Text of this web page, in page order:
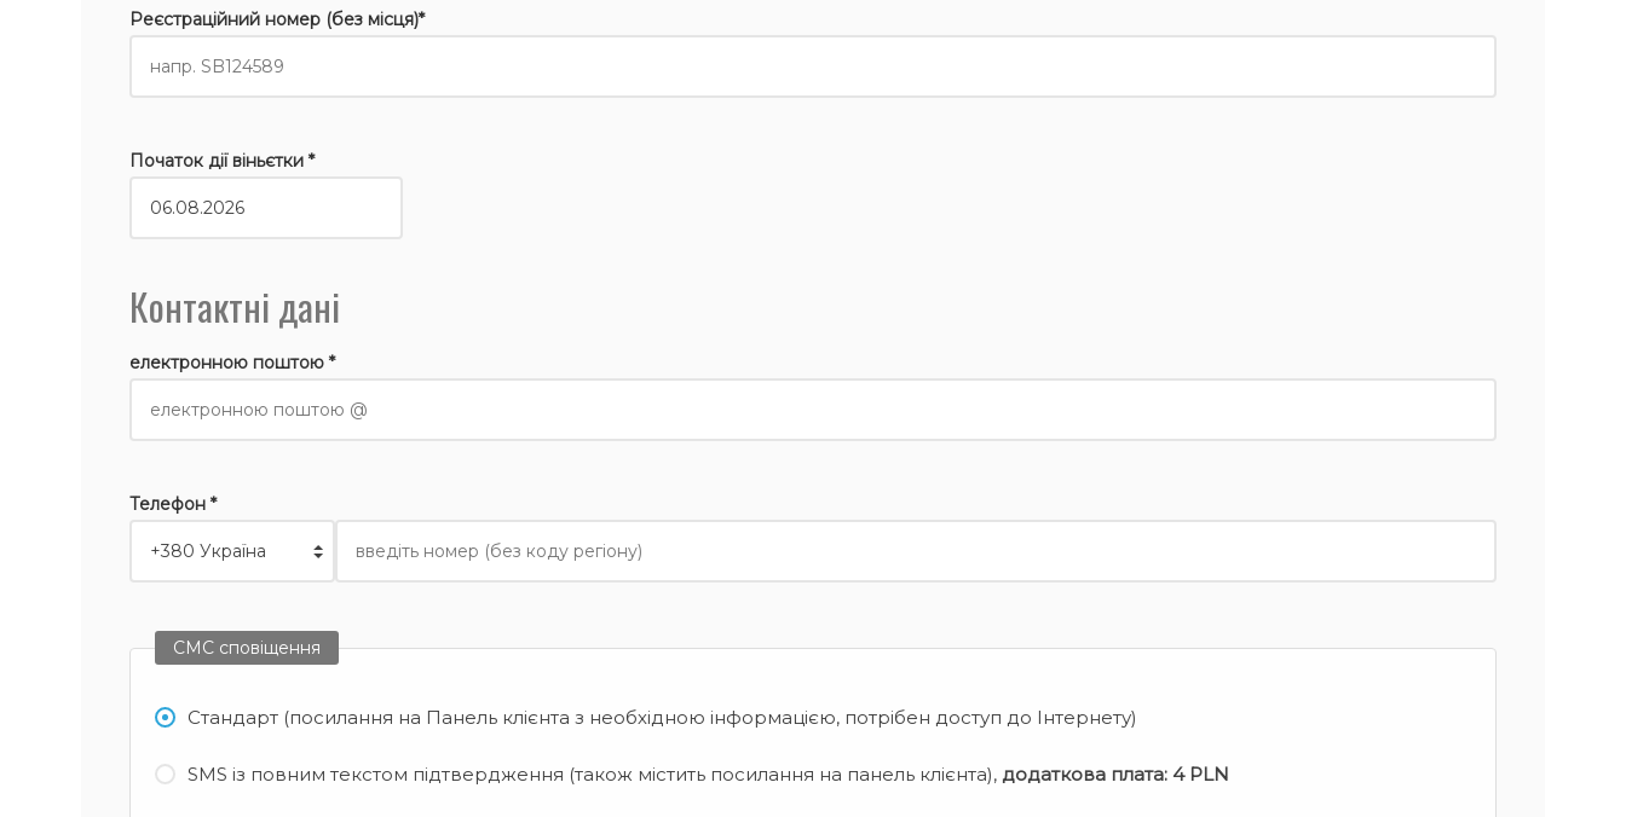
Реєстраційний номер (без місця)*
Початок дії віньєтки *
Контактні дані
електронною поштою *
Телефон *
СМС сповіщення
Стандарт (посилання на Панель клієнта з необхідною інформацією, потрібен доступ до Інтернету)
SMS із повним текстом підтвердження (також містить посилання на панель клієнта),додаткова плата: 4 PLN